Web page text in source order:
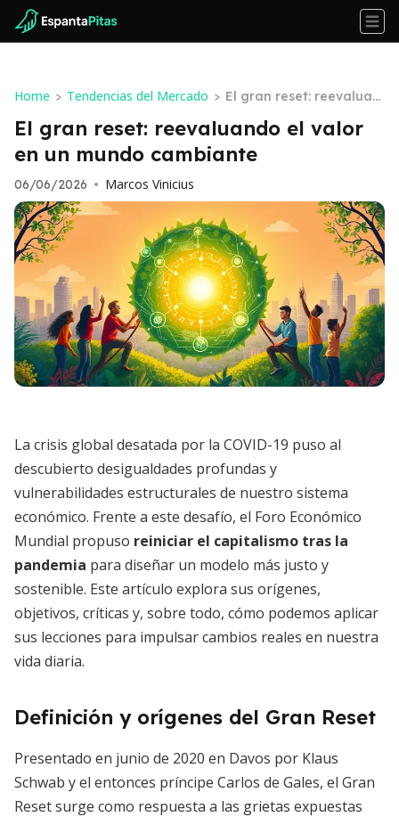
Home > Tendencias del Mercado > El gran reset: reevaluan
do el valor en un mundo
cambiante
El gran reset: reevaluando el valor
en un mundo cambiante
06/06/2026 • Marcos Vinicius
La crisis global desatada por la COVID-19 puso al
descubierto desigualdades profundas y
vulnerabilidades estructurales de nuestro sistema
económico. Frente a este desafío, el Foro Económico
Mundial propuso reiniciar el capitalismo tras la
pandemia para diseñar un modelo más justo y
sostenible. Este artículo explora sus orígenes,
objetivos, críticas y, sobre todo, cómo podemos aplicar
sus lecciones para impulsar cambios reales en nuestra
vida diaria.
Definición y orígenes del Gran Reset
Presentado en junio de 2020 en Davos por Klaus
Schwab y el entonces príncipe Carlos de Gales, el Gran
Reset surge como respuesta a las grietas expuestas